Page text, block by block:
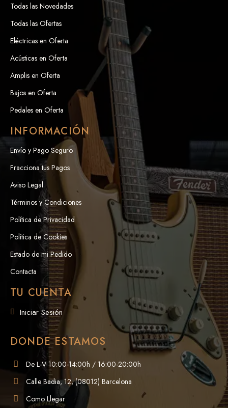
Todas las Novedades
Todas las Ofertas
Eléctricas en Oferta
Acústicas en Oferta
Amplis en Oferta
Bajos en Oferta
Pedales en Oferta
INFORMACIÓN
Envío y Pago Seguro
Fracciona tus Pagos
Aviso Legal
Términos y Condiciones
Política de Privacidad
Política de Cookies
Estado de mi Pedido
Contacta
TU CUENTA
Iniciar Sesión
DONDE ESTAMOS
De L-V 10:00-14:00h / 16:00-20:00h
Calle Badia, 12, (08012) Barcelona
Como Llegar